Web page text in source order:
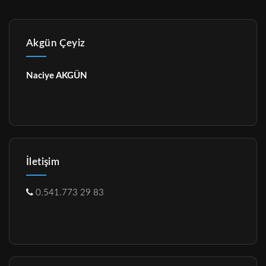
Akgün Çeyiz
Naciye AKGÜN
İletişim
0.541.773 29 83